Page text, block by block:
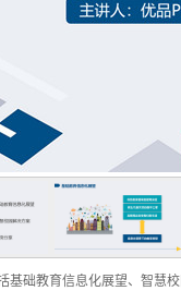
础教育信息化展望、智慧